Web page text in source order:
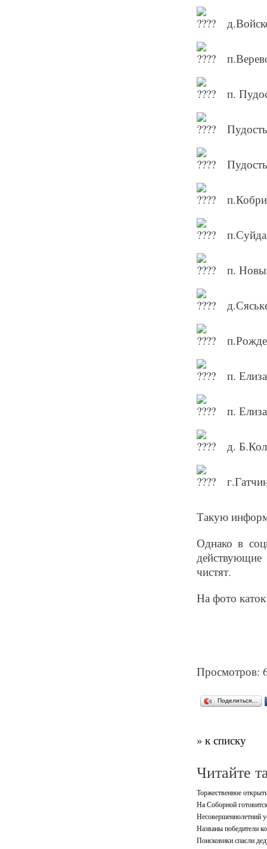
п.
п.
п.
п.
д.
Такую
Однако в
чистят.
На фото
Просмотров:
Поделиться…
» к списку
Читайте
Торжественное
На Соборной
Несовершеннолетний
Названы победители
Поисковики спасли